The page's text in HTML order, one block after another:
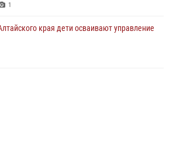
по Алтайскому краю провело для детей
вневедомственной охраны Росгвардии по
1
края дети осваивают управление